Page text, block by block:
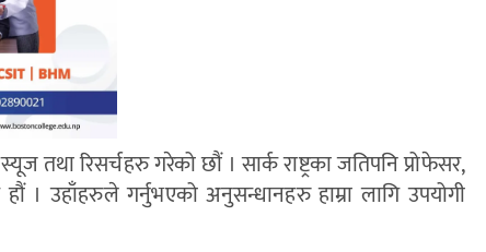
तथा रिसर्चहरु गरेको छौं । सार्क राष्ट्रका जतिपनि प्रोफेसर,
उहाँहरुले गर्नुभएको अनुसन्धानहरु हाम्रा लागि उपयोगी